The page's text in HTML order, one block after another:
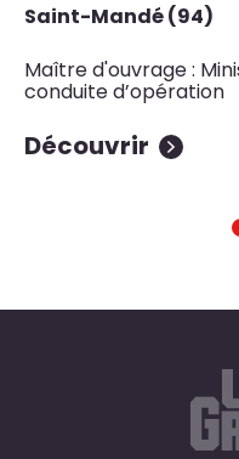
Saint-Mandé (94)
Maître d'ouvrage :
conduite d’opération
Découvrir